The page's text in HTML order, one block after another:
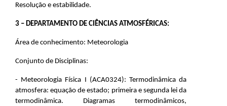
Resolução e estabilidade.
3 – DEPARTAMENTO DE CIÊNCIAS ATMOSFÉRICAS:
Área de conhecimento: Meteorologia
Conjunto de Disciplinas:
- Meteorologia Física I (ACA0324): Termodinâmica da
atmosfera: equação de estado; primeira e segunda lei da
termodinâmica. Diagramas termodinâmicos,